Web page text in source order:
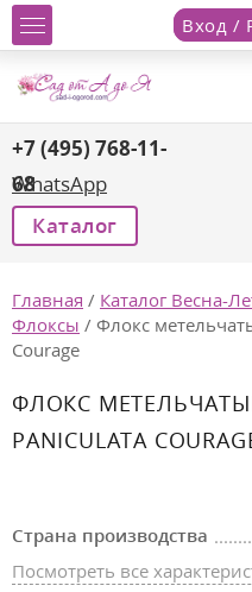
Вход /
+7 (495) 768-11-
68
WhatsApp
Каталог
Главная / Каталог Весна-
Флоксы / Флокс
Courage
ФЛОКС
PANICULATA
Страна производства
Посмотреть все